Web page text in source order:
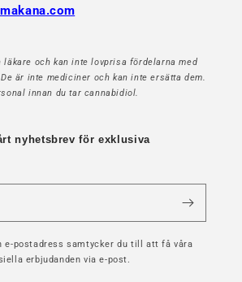
läkare och kan inte lovprisa fördelarna med
är inte mediciner och kan inte ersätta dem.
innan du tar cannabidiol.
nyhetsbrev för exklusiva
e-postadress samtycker du till att få våra
erbjudanden via e-post.